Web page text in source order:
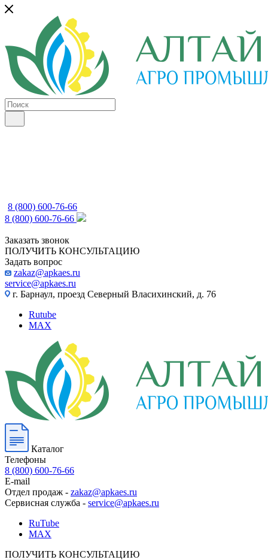
8 (800) 600-76-66
8 (800) 600-76-66
Заказать звонок
ПОЛУЧИТЬ КОНСУЛЬТАЦИЮ
Задать вопрос
zakaz@apkaes.ru
service@apkaes.ru
г. Барнаул, проезд Северный Власихинский, д. 76
Rutube
MAX
Каталог
Телефоны
8 (800) 600-76-66
E-mail
Отдел продаж - zakaz@apkaes.ru
Сервисная служба - service@apkaes.ru
RuTube
MAX
ПОЛУЧИТЬ КОНСУЛЬТАЦИЮ